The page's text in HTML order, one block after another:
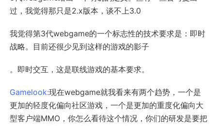
过，我觉得那只是2.x版本，谈不上3.0
我觉得第3代webgame的一个标志性的技术要求是：即时
战略。目前还很少见到这样的游戏的影子
。即时交互，这是联线游戏的基本要求。
Gamelook:现在webgame就我看来有两个趋势，一个是
更加的轻度化偏向社区游戏，一个是更加的重度化偏向大
型客户端MMO，你怎么看待这个情况，你们的研发是要把